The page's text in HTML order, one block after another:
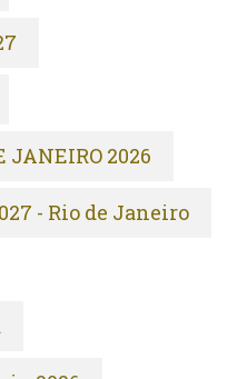
JANEIRO 2026
- Rio de Janeiro